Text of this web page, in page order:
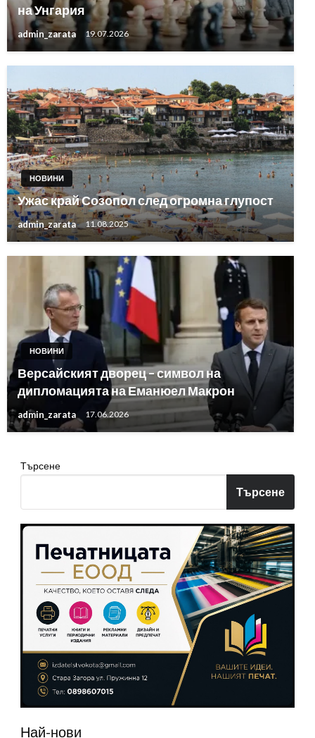
на Унгария
admin_zarata 19.07.2026
НОВИНИ
Ужас край Созопол след огромна глупост
admin_zarata 11.08.2025
НОВИНИ
Версайският дворец – символ на
дипломацията на Еманюел Макрон
admin_zarata 17.06.2026
Търсене
Търсене
Най-нови